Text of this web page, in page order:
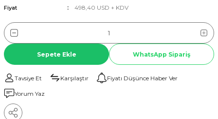
Fiyat 498,40 USD + KDV
Sepete Ekle WhatsApp Sipariş
Tavsiye Et Karşılaştır Fiyatı Düşünce Haber Ver
Yorum Yaz